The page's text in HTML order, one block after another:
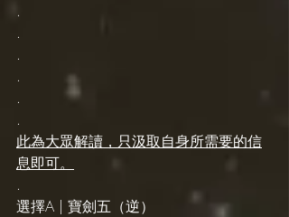
.
.
.
.
.
.
此為大眾解讀，只汲取自身所需要的信
息即可。
.
選擇A | 寶劍五（逆）